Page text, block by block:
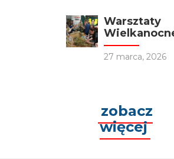
Warsztaty
27 marca, 2026
zobacz
więcej